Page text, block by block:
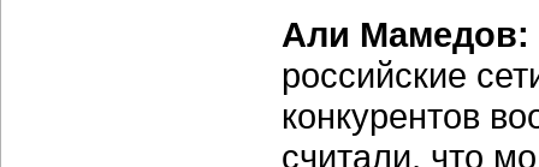
Али Мамедов:
российские
конкурентов
считали, что